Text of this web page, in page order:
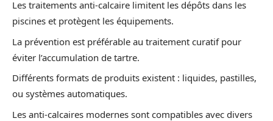
Les traitements anti-calcaire limitent les dépôts dans les
piscines et protègent les équipements.
La prévention est préférable au traitement curatif pour
éviter l’accumulation de tartre.
Différents formats de produits existent : liquides, pastilles,
ou systèmes automatiques.
Les anti-calcaires modernes sont compatibles avec divers